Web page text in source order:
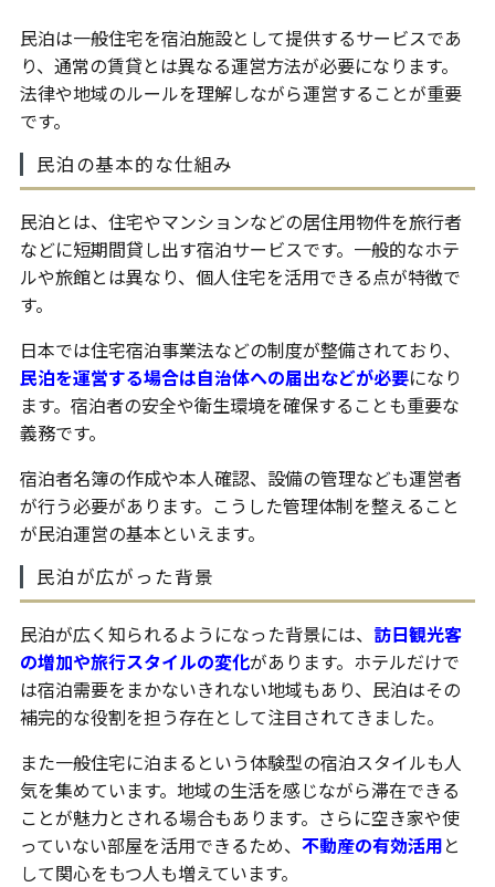
民泊は一般住宅を宿泊施設として提供するサービスであ
り、通常の賃貸とは異なる運営方法が必要になります。
法律や地域のルールを理解しながら運営することが重要
です。
民泊の基本的な仕組み
民泊とは、住宅やマンションなどの居住用物件を旅行者
などに短期間貸し出す宿泊サービスです。一般的なホテ
ルや旅館とは異なり、個人住宅を活用できる点が特徴で
す。
日本では住宅宿泊事業法などの制度が整備されており、
民泊を運営する場合は自治体への届出などが必要になり
ます。宿泊者の安全や衛生環境を確保することも重要な
義務です。
宿泊者名簿の作成や本人確認、設備の管理なども運営者
が行う必要があります。こうした管理体制を整えること
が民泊運営の基本といえます。
民泊が広がった背景
民泊が広く知られるようになった背景には、 訪日観光客
の増加や旅行スタイルの変化があります。ホテルだけで
は宿泊需要をまかないきれない地域もあり、民泊はその
補完的な役割を担う存在として注目されてきました。
また一般住宅に泊まるという体験型の宿泊スタイルも人
気を集めています。地域の生活を感じながら滞在できる
ことが魅力とされる場合もあります。さらに空き家や使
っていない部屋を活用できるため、 不動産の有効活用と
して関心をもつ人も増えています。